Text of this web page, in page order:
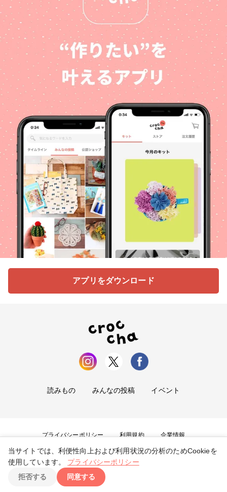
アプリをダウンロード
読みもの みんなの投稿 イベント
プライバシーポリシー 利用規約 企業情報
お問い合わせ
Copyright ©2026tryangle Co., Ltd. All Rights Reserved.
当サイトでは、利便性向上および利用状況の分析のためCookieを
使用しています。
プライバシーポリシー
拒否する
同意する